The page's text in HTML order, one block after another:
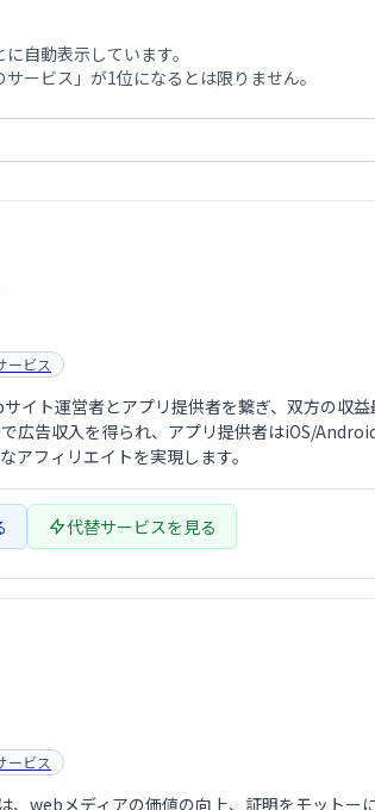
自動表示しています。
ービス」が1位になるとは限りません。
ービス
イト運営者とアプリ提供者を繋ぎ、双方の収
広告収入を得られ、アプリ提供者はiOS/
アフィリエイトを実現します。
代替サービスを見る
ービス
webメディアの価値の向上、証明をモットー